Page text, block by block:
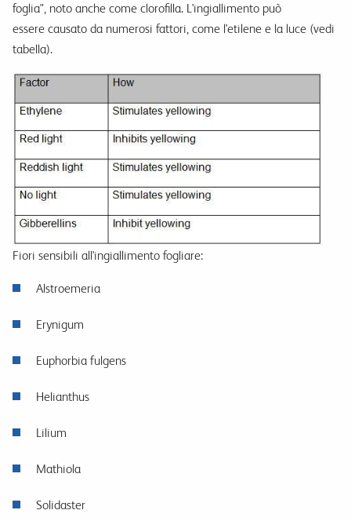
foglia", noto anche come clorofilla. L'ingiallimento può
essere causato da numerosi fattori, come l'etilene e la luce (vedi
tabella).
Fiori sensibili all'ingiallimento fogliare:
Alstroemeria
Erynigum
Euphorbia fulgens
Helianthus
Lilium
Mathiola
Solidaster